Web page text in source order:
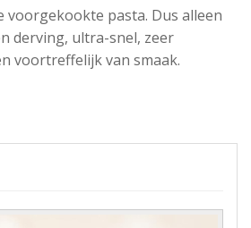
voorgekookte pasta. Dus alleen
derving, ultra-snel, zeer
voortreffelijk van smaak.